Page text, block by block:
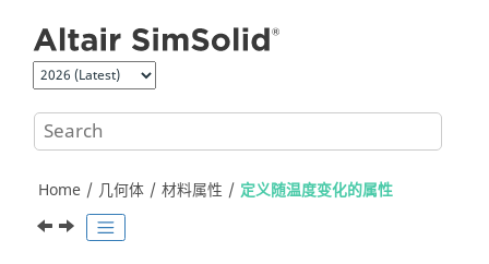
Home 几何体 材料属性 定义随温度变化的属性